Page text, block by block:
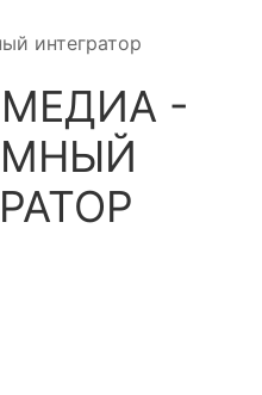
интегратор
-